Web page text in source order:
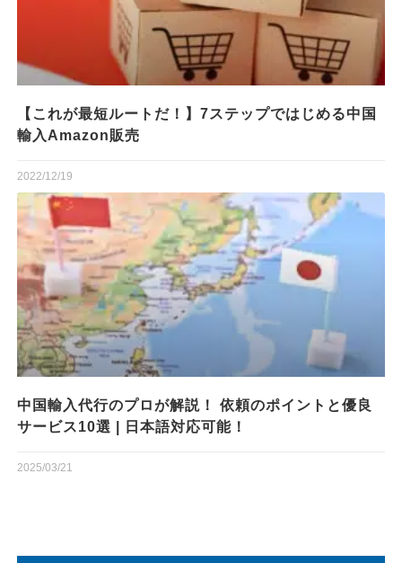
【これが最短ルートだ！】7ステップではじめる中国
輸入Amazon販売
2022/12/19
中国輸入代行のプロが解説！ 依頼のポイントと優良
サービス10選 | 日本語対応可能！
2025/03/21